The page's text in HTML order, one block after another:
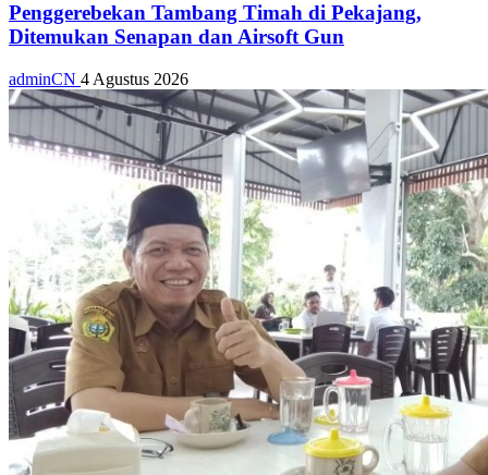
Penggerebekan Tambang Timah di Pekajang,
Ditemukan Senapan dan Airsoft Gun
adminCN 4 Agustus 2026